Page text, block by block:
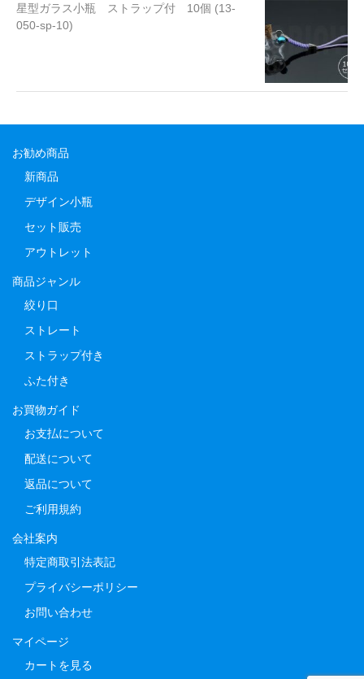
星型ガラス小瓶 ストラップ付 10個 (13-
050-sp-10)
お勧め商品
新商品
デザイン小瓶
セット販売
アウトレット
商品ジャンル
絞り口
ストレート
ストラップ付き
ふた付き
お買物ガイド
お支払について
配送について
返品について
ご利用規約
会社案内
特定商取引法表記
プライバシーポリシー
お問い合わせ
マイページ
カートを見る